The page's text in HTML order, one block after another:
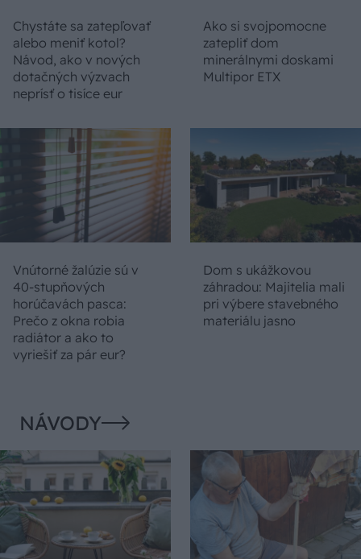
Chystáte sa zatepľovať
alebo meniť kotol?
Návod, ako v nových
dotačných výzvach
neprísť o tisíce eur
Ako si svojpomocne
zatepliť dom
minerálnymi doskami
Multipor ETX
Vnútorné žalúzie sú v
40-stupňových
horúčavách pasca:
Prečo z okna robia
radiátor a ako to
vyriešiť za pár eur?
Dom s ukážkovou
záhradou: Majitelia mali
pri výbere stavebného
materiálu jasno
NÁVODY